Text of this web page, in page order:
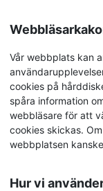
Vår webbplats kan
cookies på
spåra information
webbläsare för att
cookies skickas.
webbplatsen
Hur vi